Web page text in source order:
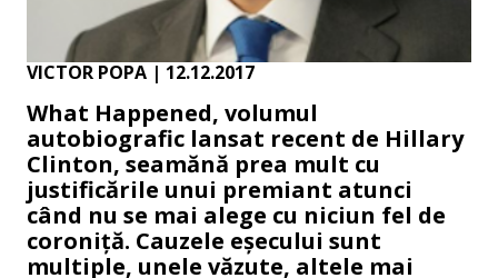
VICTOR POPA | 12.12.2017
What Happened, volumul
autobiografic lansat recent de Hillary
Clinton, seamănă prea mult cu
justificările unui premiant atunci
când nu se mai alege cu niciun fel de
coroniță. Cauzele eșecului sunt
multiple, unele văzute, altele mai